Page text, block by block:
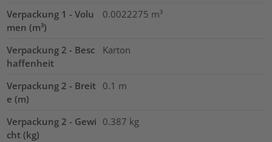
Verpackung 1 - Volu
men (m³)
0.0022275 m³
Verpackung 2 - Besc
haffenheit
Karton
Verpackung 2 - Breit
e (m)
0.1 m
Verpackung 2 - Gewi
cht (kg)
0.387 kg